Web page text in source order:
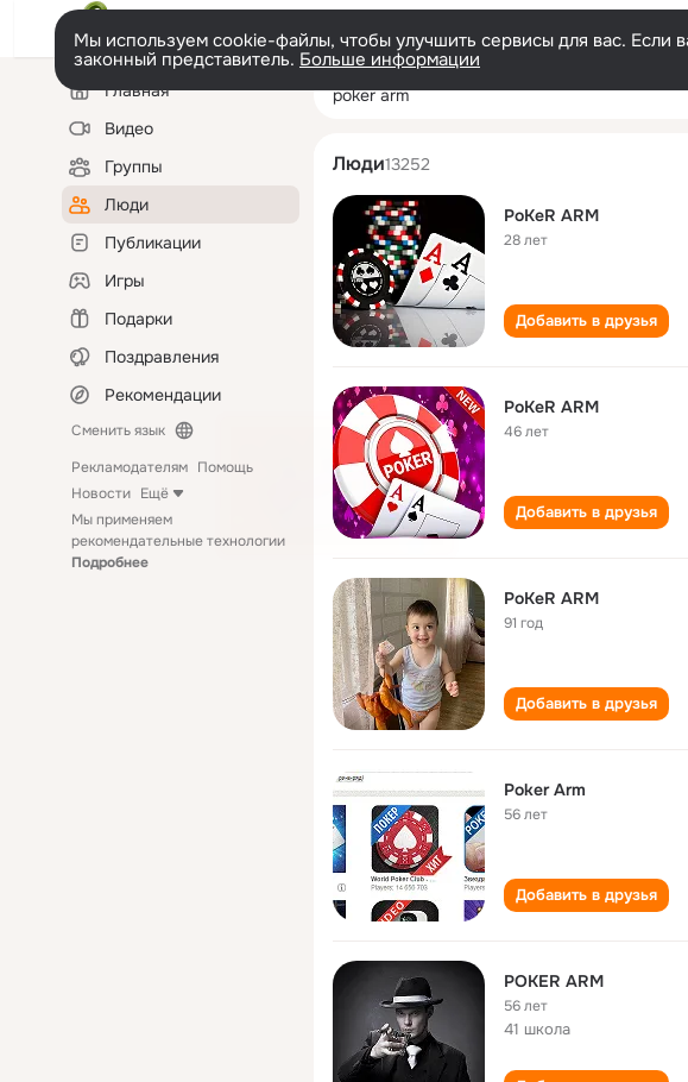
Мы используем cookie-файлы, чтобы улучшить сервисы для вас. Если
законный представитель. Больше информации
Левая
колонкаГлавная
Видео
Группы
Люди
Публикации
Игры
Подарки
Поздравления
Рекомендации
Сменить язык
Рекламодателям Помощь
Новости Ещё
Мы применяем
рекомендательные технологии
Подробнее
poker arm
Люди13252
PoKeR ARM
28 лет
Добавить в друзья
PoKeR ARM
46 лет
Добавить в друзья
PoKeR ARM
91 год
Добавить в друзья
Poker Arm
56 лет
Добавить в друзья
POKER ARM
56 лет
41 школа